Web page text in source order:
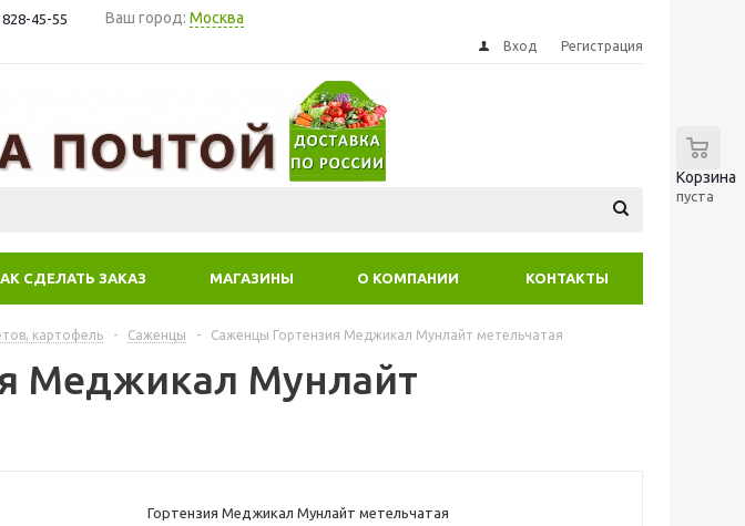
828-45-55 Ваш город: Москва
Вход Регистрация
Корзина
пуста
СДЕЛАТЬ ЗАКАЗ МАГАЗИНЫ О КОМПАНИИ КОНТАКТЫ
картофель - Саженцы - Саженцы Гортензия Меджикал Мунлайт метельчатая
Меджикал Мунлайт
Гортензия Меджикал Мунлайт метельчатая